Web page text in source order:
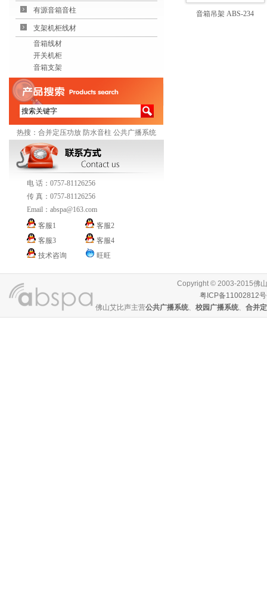
有源音箱音柱
支架机柜线材
音箱线材
开关机柜
音箱支架
热搜： 合并定压功放 防水音柱 公共广播系统
电 话：0757-81126256
传 真：0757-81126256
Email： abspa@163.com
客服1
客服2
客服3
客服4
技术咨询
旺旺
音箱吊架 ABS-234
Copyright © 2003-2015佛
粤ICP备11002812
佛山艾比声主营公共广播系统、 校园广播系统、 合并